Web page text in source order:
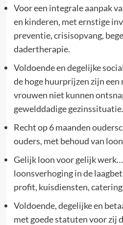
Voor een integrale aanpak
en kinderen, met ernstige
preventie, crisisopvang,
dadertherapie.
Voldoende en degelijke
de hoge huurprijzen zijn een
vrouwen niet kunnen
gewelddadige gezinssituatie.
Recht op 6 maanden
ouders, met behoud van
Gelijk loon voor gelijk
loonsverhoging in de
profit, kuisdiensten,
Voldoende, degelijke en
met goede statuten voor zij